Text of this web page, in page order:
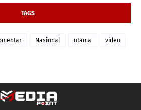
TAGS
Nasional utama video